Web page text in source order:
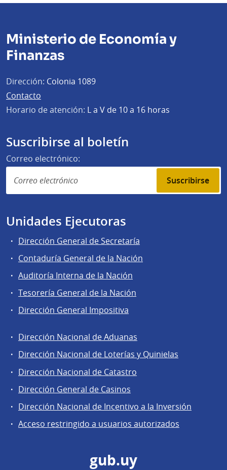
Ministerio de Economía y
Finanzas
Dirección: Colonia 1089
Contacto
Horario de atención: L a V de 10 a 16 horas
Suscribirse al boletín
Correo electrónico:
Suscribirse
Unidades Ejecutoras
Dirección General de Secretaría
Contaduría General de la Nación
Auditoría Interna de la Nación
Tesorería General de la Nación
Dirección General Impositiva
Áreas
la
Dirección
General
de
Secretaría
Dirección Nacional de Aduanas
Dirección Nacional de Loterías y Quinielas
Dirección Nacional de Catastro
Dirección General de Casinos
Dirección Nacional de Incentivo a la Inversión
Acceso restringido a usuarios autorizados
gub.uy